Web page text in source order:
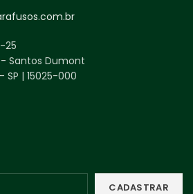
25
- Santos Dumont
SP | 15025-000